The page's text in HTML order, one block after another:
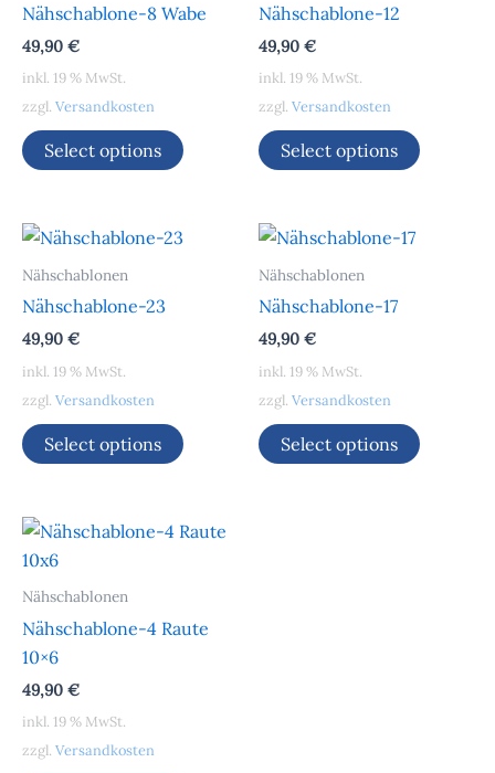
Nähschablone-8 Wabe
49,90 €
inkl. 19 % MwSt.
zzgl. Versandkosten
Select options
Nähschablone-12
49,90 €
inkl. 19 % MwSt.
zzgl. Versandkosten
Select options
Nähschablonen
Nähschablone-23
49,90 €
inkl. 19 % MwSt.
zzgl. Versandkosten
Select options
Nähschablonen
Nähschablone-17
49,90 €
inkl. 19 % MwSt.
zzgl. Versandkosten
Select options
Nähschablonen
Nähschablone-4 Raute
10×6
49,90 €
inkl. 19 % MwSt.
zzgl. Versandkosten